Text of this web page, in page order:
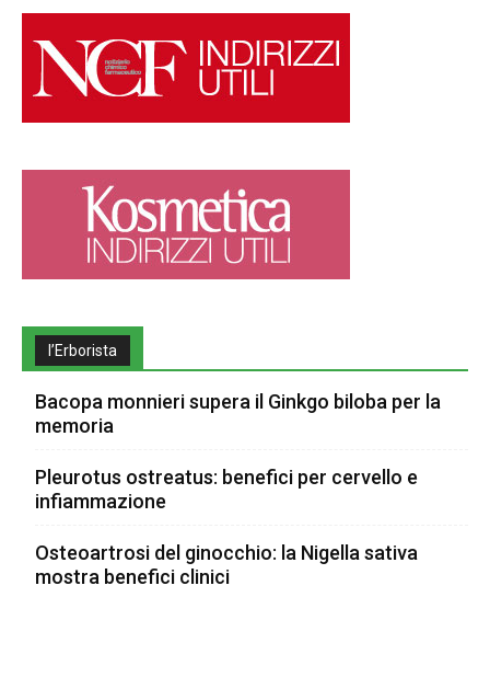
l’Erborista
Bacopa monnieri supera il Ginkgo biloba per la
memoria
Pleurotus ostreatus: benefici per cervello e
infiammazione
Osteoartrosi del ginocchio: la Nigella sativa
mostra benefici clinici